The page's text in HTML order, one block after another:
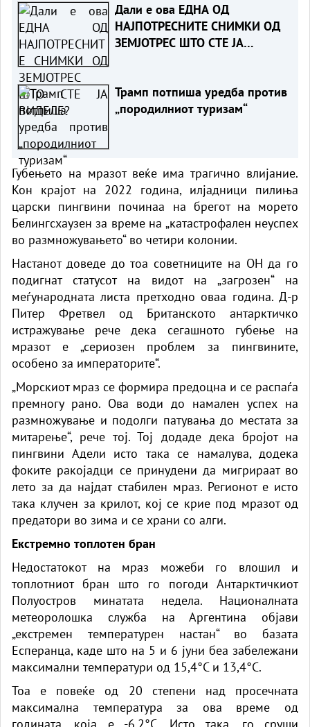
Дали е ова ЕДНА ОД
НАЈПОТРЕСНИТЕ СНИМКИ ОД
ЗЕМЈОТРЕС ШТО СТЕ ЈА
Трамп потпиша уредба против
„породилниот туризам“
Губењето на мразот веќе има трагично влијание.
Кон крајот на 2022 година, илјадници пилиња
царски пингвини починаа на брегот на морето
Белингсхаузен за време на „катастрофален неуспех
во размножувањето“ во четири колонии.
Настанот доведе до тоа советниците на ОН да го
подигнат статусот на видот на „загрозен“ на
меѓународната листа претходно оваа година. Д-р
Питер Фретвел од Британското антарктичко
истражување рече дека сегашното губење на
мразот е „сериозен проблем за пингвините,
особено за императорите“.
„Морскиот мраз се формира предоцна и се распаѓа
премногу рано. Ова води до намален успех на
размножување и подолги патувања до местата за
митарење“, рече тој. Тој додаде дека бројот на
пингвини Адели исто така се намалува, додека
фоките ракојадци се принудени да мигрираат во
лето за да најдат стабилен мраз. Регионот е исто
така клучен за крилот, кој се крие под мразот од
предатори во зима и се храни со алги.
Екстремно топлотен бран
Недостатокот на мраз можеби го влошил и
топлотниот бран што го погоди Антарктичкиот
Полуостров минатата недела. Националната
метеоролошка служба на Аргентина објави
„екстремен температурен настан“ во базата
Есперанца, каде што на 5 и 6 јуни беа забележани
максимални температури од 15,4°C и 13,4°C.
Тоа е повеќе од 20 степени над просечната
максимална температура за ова време од
годината, која е -6,2°C. Исто така, го сруши